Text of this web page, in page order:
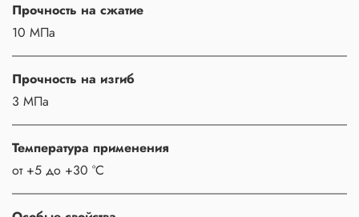
Прочность на сжатие
10 МПа
Прочность на изгиб
3 МПа
Температура применения
от +5 до +30 °С